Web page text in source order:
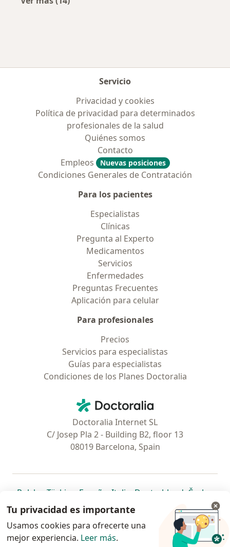
Servicio
Privacidad y cookies
Política de privacidad para determinados
profesionales de la salud
Quiénes somos
Contacto
Empleos
Nuevas posiciones
Condiciones Generales de Contratación
Para los pacientes
Especialistas
Clínicas
Pregunta al Experto
Medicamentos
Servicios
Enfermedades
Preguntas Frecuentes
Aplicación para celular
Para profesionales
Precios
Servicios para especialistas
Guías para especialistas
Condiciones de los Planes Doctoralia
Doctoralia - Página de inicio
Doctoralia Internet SL
C/ Josep Pla 2 - Building B2, floor 13
08019 Barcelona, Spain
Polska se abre en una nueva pestaña
Türkiye se abre en una nueva pestaña
España se abre en una nueva pestaña
Italia se abre en una nueva
Deutschlandse abre en
Česko
Portugal
se abre en una nueva pestaña
México se abre en una nueva pestaña
Chile se abre en una nueva pestaña
Brasil se abre en una nueva
se abre en
se
se abre en una nueva
www.doctoralia.pe © 2026 - Encuentra tu
Tu privacidad es importante
Usamos cookies para ofrecerte una
mejor experiencia. Leer más.